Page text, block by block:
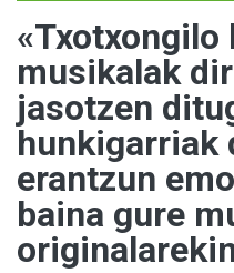
«Txotxongilo
musikalak
jasotzen
hunkigarriak
erantzun
baina gure